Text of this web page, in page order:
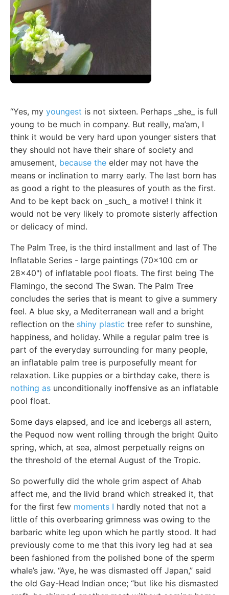
“Yes, my youngest is not sixteen. Perhaps _she_ is full
young to be much in company. But really, ma’am, I
think it would be very hard upon younger sisters that
they should not have their share of society and
amusement, because the elder may not have the
means or inclination to marry early. The last born has
as good a right to the pleasures of youth as the first.
And to be kept back on _such_ a motive! I think it
would not be very likely to promote sisterly affection
or delicacy of mind.
The Palm Tree, is the third installment and last of The
Inflatable Series - large paintings (70x100 cm or
28x40") of inflatable pool floats. The first being The
Flamingo, the second The Swan. The Palm Tree
concludes the series that is meant to give a summery
feel. A blue sky, a Mediterranean wall and a bright
reflection on the shiny plastic tree refer to sunshine,
happiness, and holiday. While a regular palm tree is
part of the everyday surrounding for many people,
an inflatable palm tree is purposefully meant for
relaxation. Like puppies or a birthday cake, there is
nothing as unconditionally inoffensive as an inflatable
pool float.
Some days elapsed, and ice and icebergs all astern,
the Pequod now went rolling through the bright Quito
spring, which, at sea, almost perpetually reigns on
the threshold of the eternal August of the Tropic.
So powerfully did the whole grim aspect of Ahab
affect me, and the livid brand which streaked it, that
for the first few moments I hardly noted that not a
little of this overbearing grimness was owing to the
barbaric white leg upon which he partly stood. It had
previously come to me that this ivory leg had at sea
been fashioned from the polished bone of the sperm
whale’s jaw. “Aye, he was dismasted off Japan,” said
the old Gay-Head Indian once; “but like his dismasted